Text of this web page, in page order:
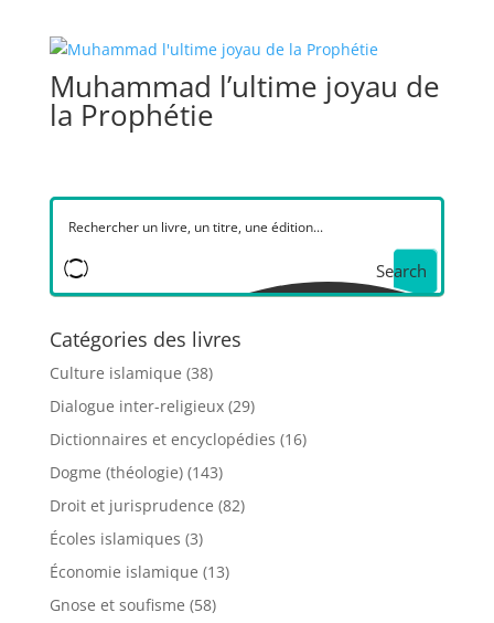
Muhammad l’ultime joyau de
la Prophétie
Search
Catégories des livres
Culture islamique (38)
Dialogue inter-religieux (29)
Dictionnaires et encyclopédies (16)
Dogme (théologie) (143)
Droit et jurisprudence (82)
Écoles islamiques (3)
Économie islamique (13)
Gnose et soufisme (58)